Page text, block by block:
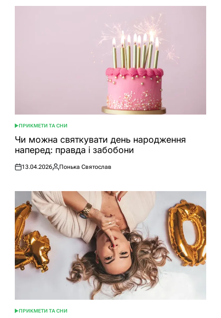
ОПУБЛІКУВАТИ
У
ПРИКМЕТИ ТА СНИ
Чи можна святкувати день народження
наперед: правда і забобони
Оприлюднено
13.04.2026
Опубліковано
Понька Святослав
ОПУБЛІКУВАТИ
ПРИКМЕТИ ТА СНИ